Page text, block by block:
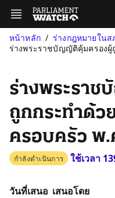
หน้าหลัก
ร่างกฎหมายในส
ร่างพระรา
ถูกกระทำด้ว
ครอบครัว พ.
กำลังดำเนินการ ใช้เวลา
วันที่เสนอ เสนอโดย